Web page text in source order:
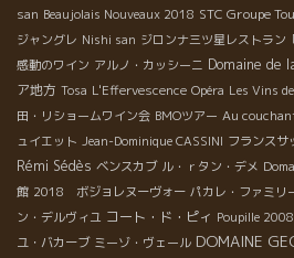
san Beaujolais Nouveaux 2018 STC Groupe
ジャングレ Nishi san ジロンナ三ツ星レストラン
感動のワイン アルノ・カッシーニ Domaine de
ア地方 Tosa L'Effervescence Opéra Les Vins
田・リショームワイン会 BMOツアー Au
ュイエット Jean-Dominique CASSINI フランス
Rémi Sédès ベンスカブ ル・ｒタン・デメ
館 2018 ボジョレヌーヴォー パカレ・ファミリ
ン・デルヴィユ コート・ド・ピィ Poupille 2008
ユ・バカーブ ミーゾ・ヴェール DOMAINE